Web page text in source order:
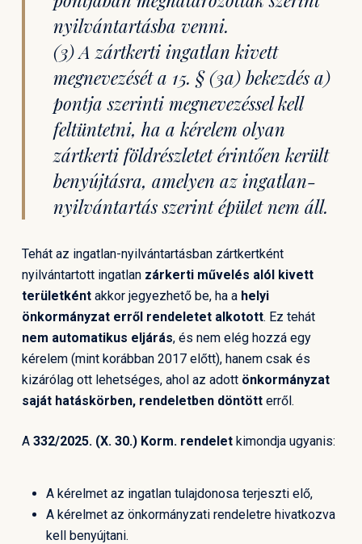
nyilvántartásba venni.
(3) A zártkerti ingatlan kivett
megnevezését a 15. § (3a) bekezdés a)
pontja szerinti megnevezéssel kell
feltüntetni, ha a kérelem olyan
zártkerti földrészletet érintően került
benyújtásra, amelyen az ingatlan-
nyilvántartás szerint épület nem áll.
Tehát az ingatlan-nyilvántartásban zártkertként
nyilvántartott ingatlan zárkerti művelés alól kivett
területkéntakkor jegyezhető be, ha a helyi
önkormányzat erről rendeletet alkotott. Ez tehát
nem automatikus eljárás, és nem elég hozzá egy
kérelem (mint korábban 2017 előtt), hanem csak és
kizárólag ott lehetséges, ahol az adott önkormányzat
saját hatáskörben, rendeletben döntötterről.
A 332/2025. (X. 30.) Korm. rendelet kimondja ugyanis:
A kérelmet az ingatlan tulajdonosa terjeszti elő,
A kérelmet az önkormányzati rendeletre hivatkozva
kell benyújtani.